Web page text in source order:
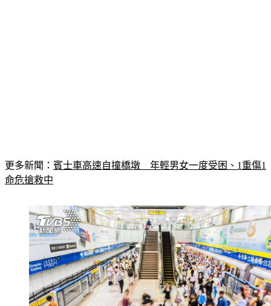
更多新聞： 賓士車高速自撞橋墩　年輕男女一度受困、1重傷1
命危搶救中